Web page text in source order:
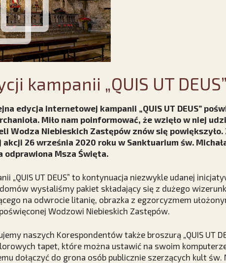
kampanii „QUIS UT
edycja internetowej kampanii „QUIS UT DEUS”
Miło nam poinformować, że wzięło w niej
Wodza Niebieskich Zastępów znów się
26 września 2020 roku w Sanktuarium św.
odprawiona Msza Święta.
„QUIS UT DEUS” to kontynuacja niezwykle udanej
wysłaliśmy pakiet składający się z dużego
na odwrocie litanię, obrazka z egzorcyzmem
Wodzowi Niebieskich Zastępów.
naszych Korespondentów także broszurą „QUIS UT
tapet, które można ustawić na swoim
dołączyć do grona osób publicznie szerzących kult św.